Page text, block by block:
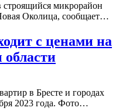
микрорайон
Околица, сообщает…
с ценами на
в Бресте и городах
2023 года. Фото…